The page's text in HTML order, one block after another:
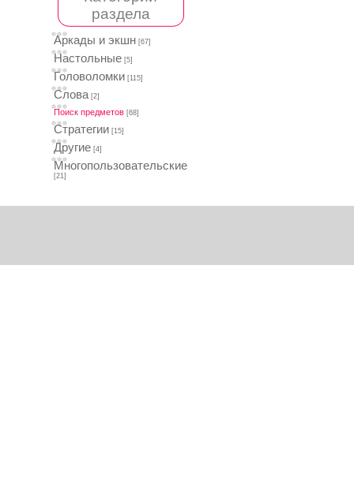
раздела
Аркады и экшн [67]
Настольные [5]
Головоломки [115]
Слова [2]
Поиск предметов [68]
Стратегии [15]
Другие [4]
Многопользовательские
[21]